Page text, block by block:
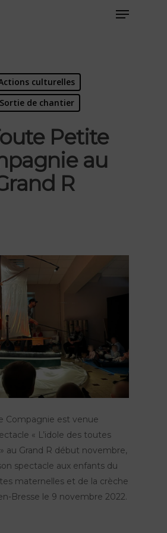
culturelles
Sortie de chantier
Petite
au
R
Compagnie est venue
« L’idole des toutes
au Grand R début novembre,
spectacle aux enfants du
maternelles et de la crèche
Bresse le 9 novembre 2022.